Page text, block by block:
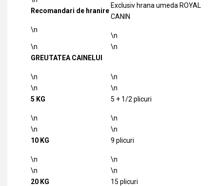
Recomandari de hranire
\n
Exclusiv hrana umeda ROYAL
CANIN
\n
\n
GREUTATEA CAINELUI
\n
\n
\n
\n
5 KG
\n
\n
5 + 1/2 plicuri
\n
\n
10 KG
\n
\n
9 plicuri
\n
\n
20 KG
\n
15 plicuri